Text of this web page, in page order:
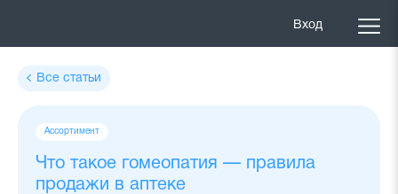
Вход
Все статьи
Что такое гомеопатия — правила
продажи в аптеке
Теги
Ассортимент